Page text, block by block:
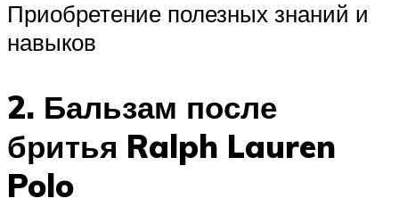
Приобретение полезных знаний и
навыков
2. Бальзам после
бритья Ralph Lauren
Polo